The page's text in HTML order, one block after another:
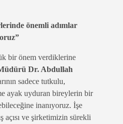
önemli adımlar
bir önem verdiklerine
Dr. Abdullah
sadece tutkulu,
ayak uyduran bireylerin bir
inanıyoruz. İşe
açısı ve şirketimizin sürekli